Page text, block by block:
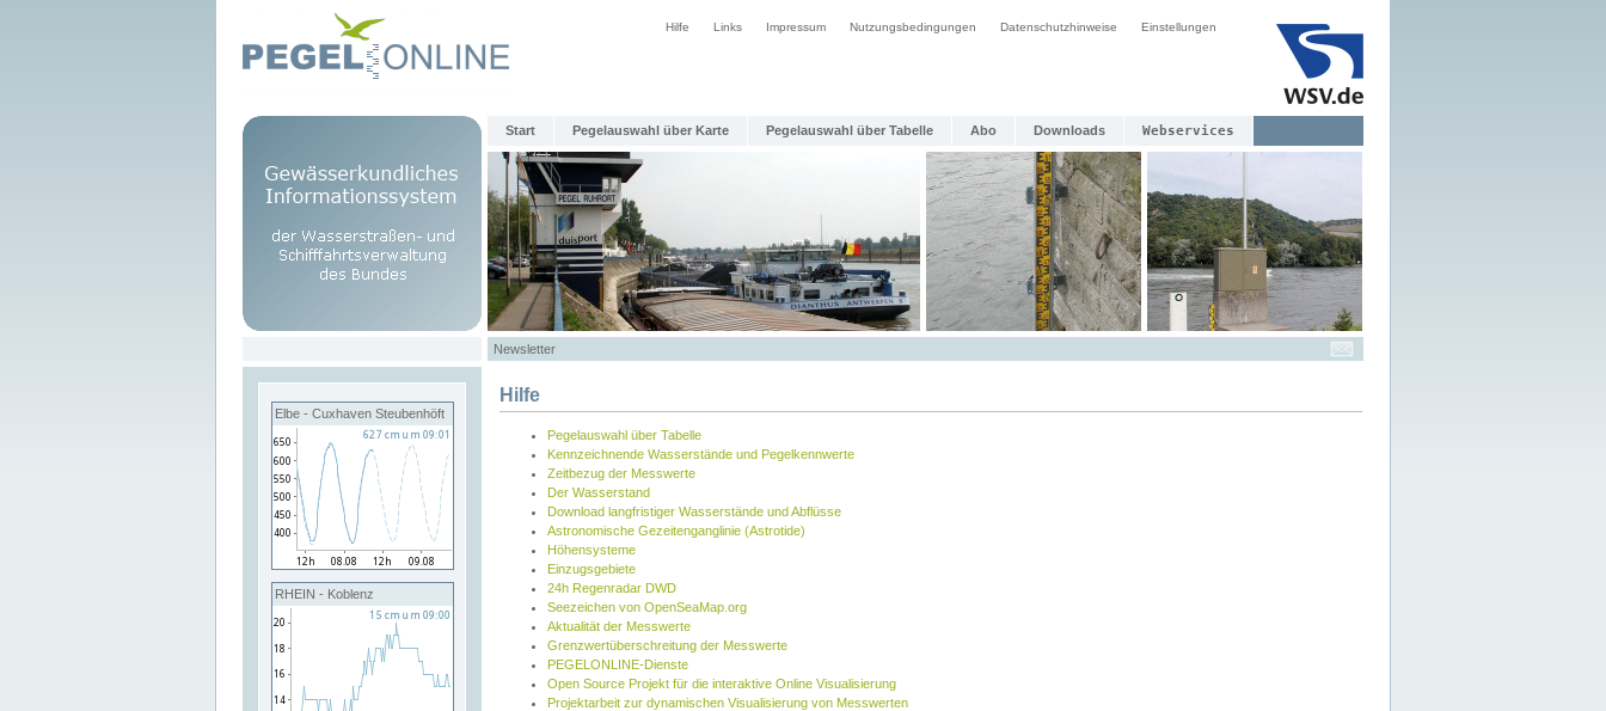
Hilfe Links Impressum Nutzungsbedingungen Datenschutzhinweise Einstellungen
Start Pegelauswahl über Karte Pegelauswahl über Tabelle Abo Downloads Webservices
Newsletter
Elbe - Cuxhaven Steubenhöft
RHEIN - Koblenz
Hilfe
Pegelauswahl über Tabelle
Kennzeichnende Wasserstände und Pegelkennwerte
Zeitbezug der Messwerte
Der Wasserstand
Download langfristiger Wasserstände und Abflüsse
Astronomische Gezeitenganglinie (Astrotide)
Höhensysteme
Einzugsgebiete
24h Regenradar DWD
Seezeichen von OpenSeaMap.org
Aktualität der Messwerte
Grenzwertüberschreitung der Messwerte
PEGELONLINE-Dienste
Open Source Projekt für die interaktive Online Visualisierung
Projektarbeit zur dynamischen Visualisierung von Messwerten